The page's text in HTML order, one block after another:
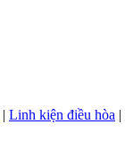
| Linh kiện điều hòa |